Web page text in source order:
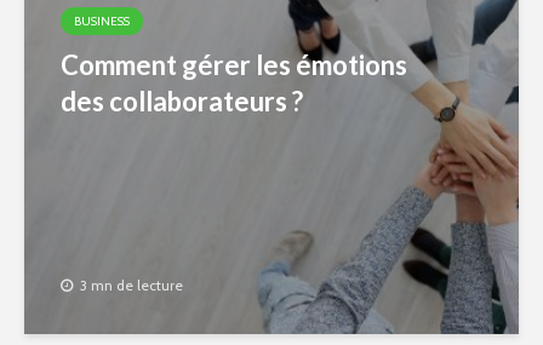
BUSINESS
Comment gérer les émotions
des collaborateurs ?
3 mn de lecture